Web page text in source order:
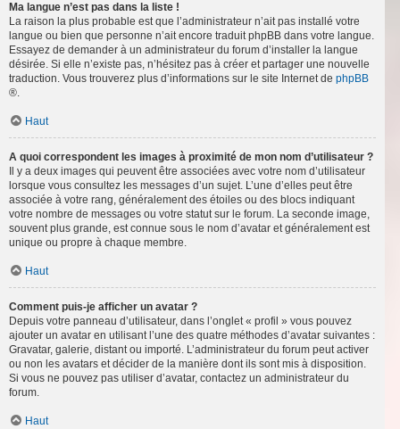
Ma langue n’est pas dans la liste !
La raison la plus probable est que l’administrateur n’ait pas installé votre
langue ou bien que personne n’ait encore traduit phpBB dans votre langue.
Essayez de demander à un administrateur du forum d’installer la langue
désirée. Si elle n’existe pas, n’hésitez pas à créer et partager une nouvelle
traduction. Vous trouverez plus d’informations sur le site Internet de phpBB
®.
Haut
A quoi correspondent les images à proximité de mon nom d’utilisateur ?
Il y a deux images qui peuvent être associées avec votre nom d’utilisateur
lorsque vous consultez les messages d’un sujet. L’une d’elles peut être
associée à votre rang, généralement des étoiles ou des blocs indiquant
votre nombre de messages ou votre statut sur le forum. La seconde image,
souvent plus grande, est connue sous le nom d’avatar et généralement est
unique ou propre à chaque membre.
Haut
Comment puis-je afficher un avatar ?
Depuis votre panneau d’utilisateur, dans l’onglet « profil » vous pouvez
ajouter un avatar en utilisant l’une des quatre méthodes d’avatar suivantes :
Gravatar, galerie, distant ou importé. L’administrateur du forum peut activer
ou non les avatars et décider de la manière dont ils sont mis à disposition.
Si vous ne pouvez pas utiliser d’avatar, contactez un administrateur du
forum.
Haut